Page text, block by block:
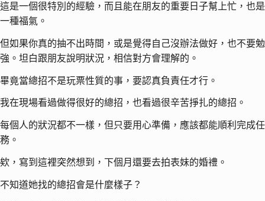
這是一個很特別的經驗，而且能在朋友的重要日子幫上忙，也是
一種福氣。
但如果你真的抽不出時間，或是覺得自己沒辦法做好，也不要勉
強。坦白跟朋友說明狀況，相信對方會理解的。
畢竟當總招不是玩票性質的事，要認真負責任才行。
我在現場看過做得很好的總招，也看過很辛苦掙扎的總招。
每個人的狀況都不一樣，但只要用心準備，應該都能順利完成任
務。
欸，寫到這裡突然想到，下個月還要去拍表妹的婚禮。
不知道她找的總招會是什麼樣子？